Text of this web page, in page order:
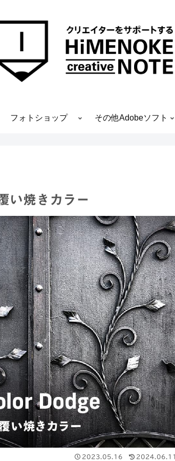
フォトショップ その他Adobeソフト
い焼きカラー
2023.05.16 2024.06.11